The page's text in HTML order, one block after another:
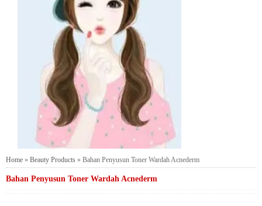
Home » Beauty Products » Bahan Penyusun Toner Wardah Acnederm
Bahan Penyusun Toner Wardah Acnederm